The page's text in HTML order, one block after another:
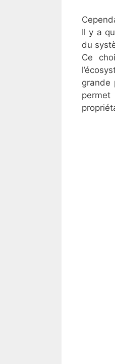
Il y a
du
Ce
grande
permet